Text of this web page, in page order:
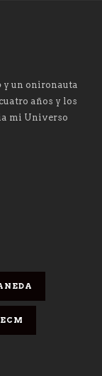
y un onironauta
años y los
mi Universo
ECM